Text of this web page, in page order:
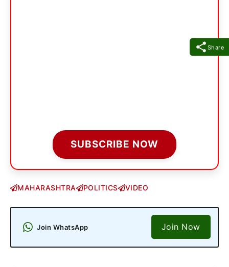
Share
SUBSCRIBE NOW
MAHARASHTRA POLITICS VIDEO
Join WhatsApp Join Now